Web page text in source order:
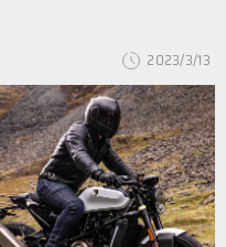
2023/3/13